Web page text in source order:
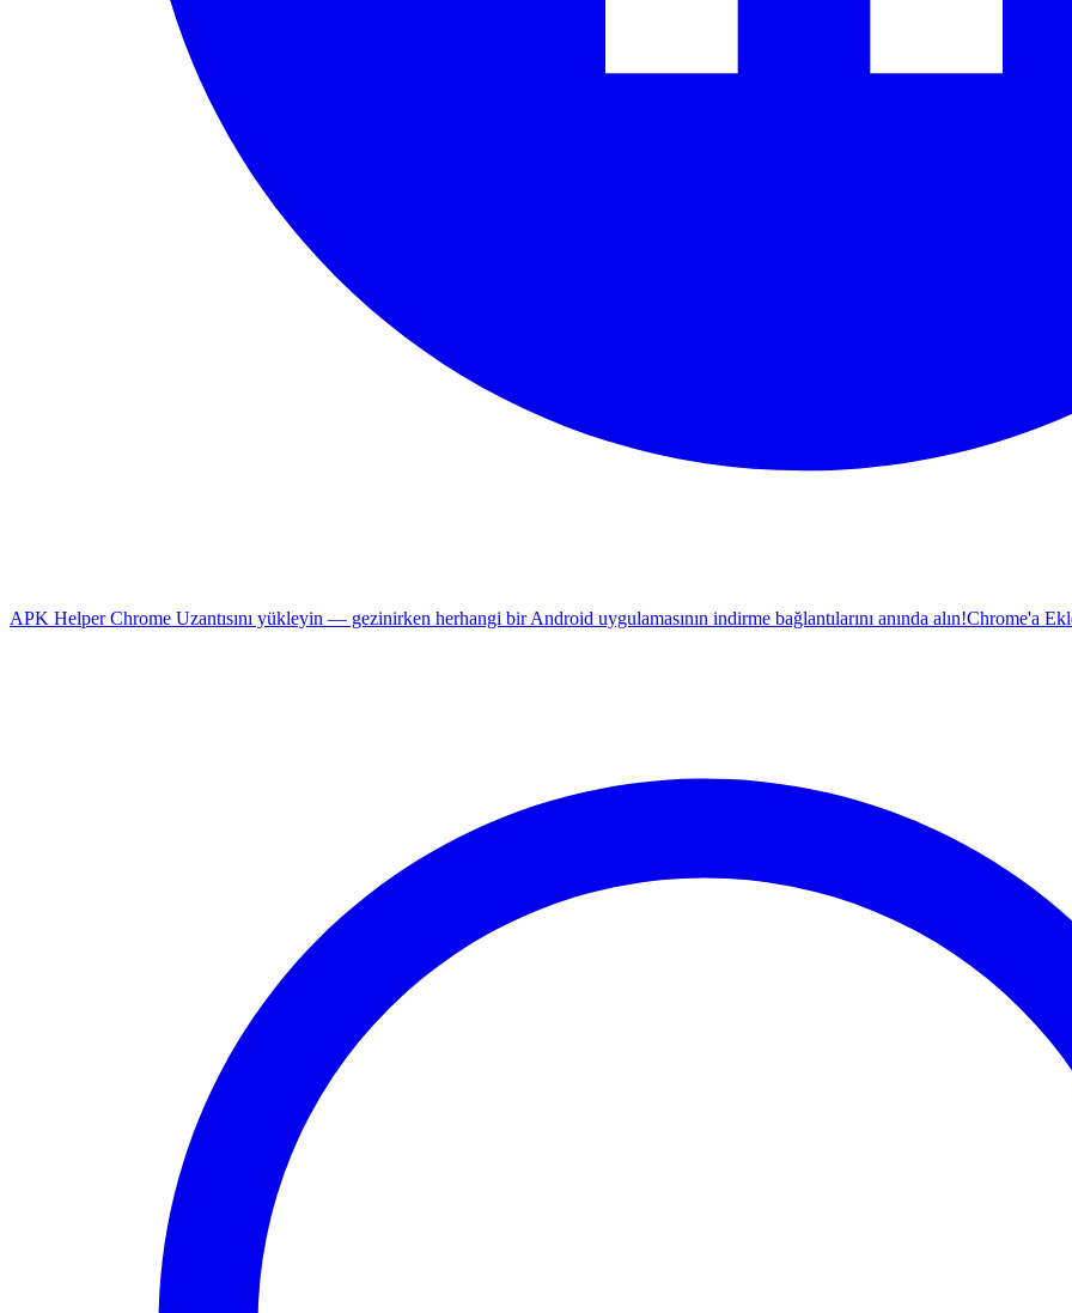
APK Helper Chrome Uzantısını yükleyin — gezinirken herhangi bir Android uygulamasının indirme bağlantılarını anında alın!Chrome'a